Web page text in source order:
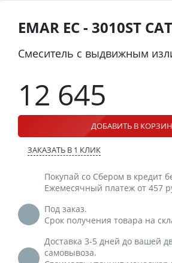
EMAR ЕС - 3010ST
Смеситель с выдвижным
12 645
ДОБАВИТЬ В
ЗАКАЗАТЬ В 1 КЛИК
Покупай со Сбером в кредит
Ежемесячный платеж от 457
Под заказ.
Срок получения товара на
Доставка 3-5 дней до вашей
самовывоза.